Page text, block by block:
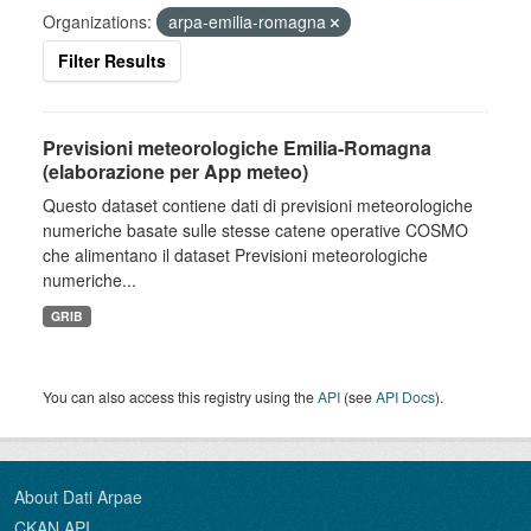
Organizations:
arpa-emilia-romagna
Filter Results
Previsioni meteorologiche Emilia-Romagna
(elaborazione per App meteo)
Questo dataset contiene dati di previsioni meteorologiche
numeriche basate sulle stesse catene operative COSMO
che alimentano il dataset Previsioni meteorologiche
numeriche...
GRIB
You can also access this registry using theAPI (seeAPI Docs).
About Dati Arpae